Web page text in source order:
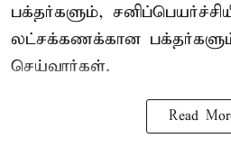
பக்தர்களும்,
லட்சக்கணக்கான பக்தர்களும்
செய்வார்கள்.
Read